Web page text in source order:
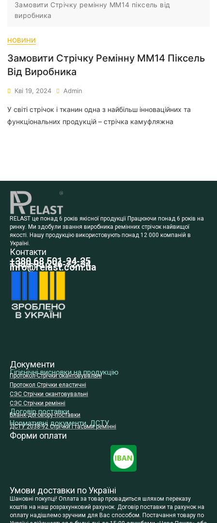
Замовити Стрічку ремінну ММ14 піксель від
виробника
НОВИНИ
Замовити Стрічку Ремінну ММ14 Піксель
Від Виробника
Кві 19, 2024 Admin
У світі стрічок і тканин одна з найбільш інноваційних та
функціональних продукцій – стрічка камуфляжна
RELAST це понад 6 років якісної продукції Працюючи понад 6 років на
ринку. Ми здобули звання виробника ремінних стрічок найвищої
якості. Нашу продукцію використовують понад 12 000 компаній в
Україні.
Контакти
+380 68 501-24-25
+380 98 296-72-34
info@relast.com.ua
Документи
Гігієнічні висновки на продукцію
Протокол-Стрічки окантовувальні
Протокол Стрічки еластичні
СЭС Стрічки окантовувальні
СЭС Стрічки ремінні
Договір поставки
Бланк-договору-поставки
Нормативні документи, ДСТУ
ДСТУ 2038-92 Стрічки і тасьми ремінні
Форми оплати
Умови доставки по Україні
Шановні покупці! Оплата за товар провадиться шляхом переказу
коштів на наш розрахунковий рахунок. Договір поставки та рахунок на
оплату надішлемо зручним для Вас способом. Постачання товару по